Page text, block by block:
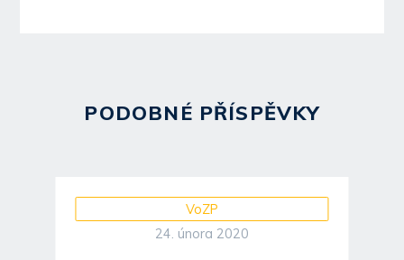
PODOBNÉ PŘÍSPĚVKY
VoZP
24. února 2020